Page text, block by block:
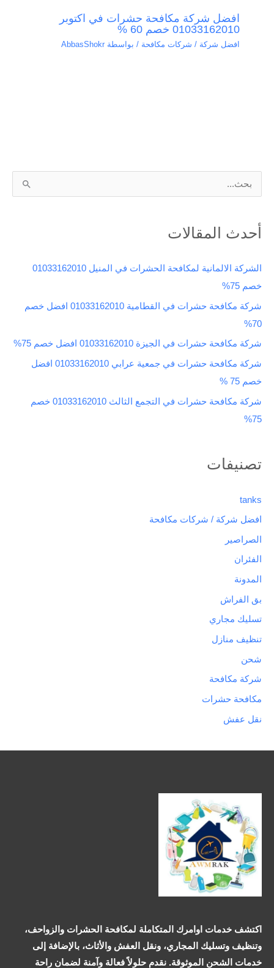
افضل شركة مكافحة حشرات في اكتوبر
01033162010 خصم 60 %
افضل شركة / شركات مكافحة / بواسطة AbbasShokr
ب
ح
:
أحدث المقالات
الشركة الالمانية لمكافحة الحشرات في المنيل 01033162010
خصم 75%
شركة مكافحة حشرات في القطامية 01033162010 افضل خصم
70%
شركة مكافحة حشرات في الجيزة 01033162010 افضل خصم 75%
شركة مكافحة حشرات في جمعية عرابي 01033162010 افضل
خصم 75 %
شركة مكافحة حشرات في التجمع الثالث 01033162010 خصم
75%
تصنيفات
tanks
افضل شركة / شركات مكافحة
الصراصير
الفئران
المدونة
بق الفراش
تسليك مجاري
تنظيف منازل
شحن
شركة مكافحة
مكافحة حشرات
نقل عفش
اكتشف خدمات اوامرك المتكاملة لمكافحة الحشرات والزواحف،
وتنظيف وتسليك المجاري، ونقل العفش والأثاث، بالإضافة إلى
خدمات الشحن الموثوقة. نقدم حلولاً فعالة وآمنة لضمان راحة